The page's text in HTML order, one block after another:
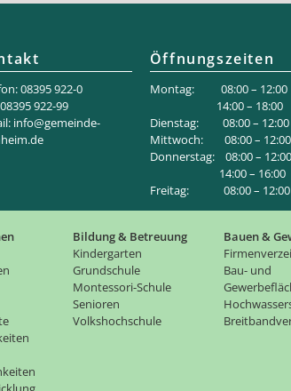
08395 922-0
922-99
info@gemeinde-
Öffnungszeiten
Montag: 08:00 – 12:00
14:00 – 18:00
Dienstag: 08:00 – 12:00
Mittwoch: 08:00 – 12:00
Donnerstag: 08:00 – 12:00
14:00 – 16:00
Freitag: 08:00 – 12:00
Bildung & Betreuung
Kindergarten
Grundschule
Montessori-Schule
Senioren
Volkshochschule
Bauen &
Bau- und